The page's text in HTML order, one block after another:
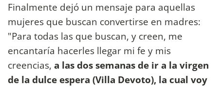
Finalmente dejó un mensaje para aquellas
mujeres que buscan convertirse en madres:
"Para todas las que buscan, y creen, me
encantaría hacerles llegar mi fe y mis
creencias, a las dos semanas de ir a la virgen
de la dulce espera (Villa Devoto), la cual voy